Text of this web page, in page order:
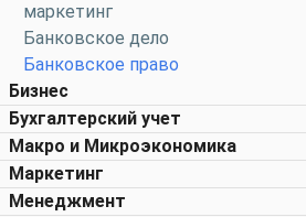
маркетинг
Банковское дело
Банковское право
Бизнес
Бухгалтерский учет
Макро и Микроэкономика
Маркетинг
Менеджмент